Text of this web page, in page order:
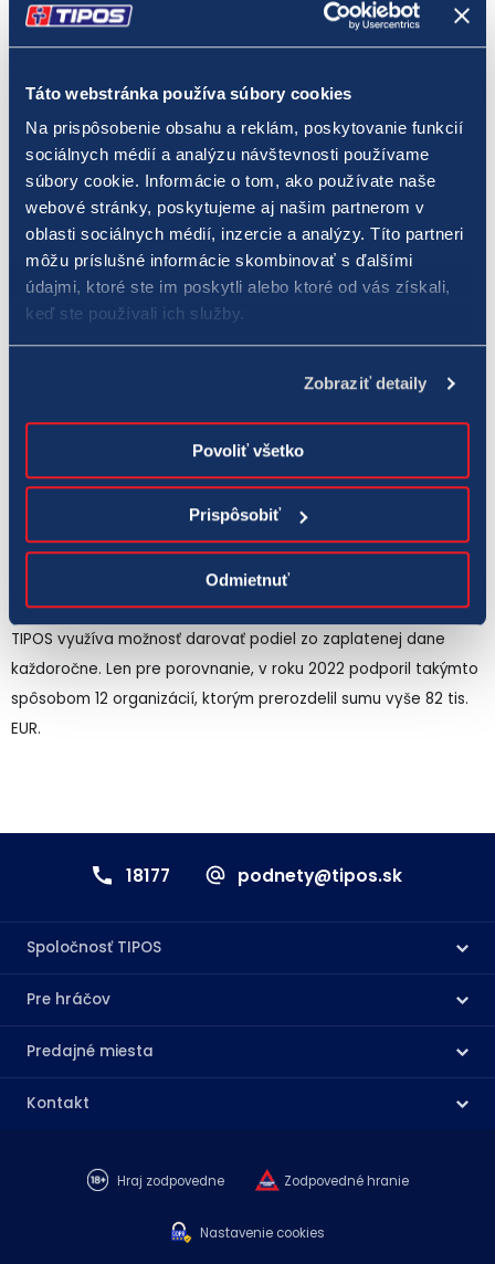
Táto webstránka používa súbory cookies
Na prispôsobenie obsahu a reklám, poskytovanie funkcií
sociálnych médií a analýzu návštevnosti používame
súbory cookie. Informácie o tom, ako používate naše
webové stránky, poskytujeme aj našim partnerom v
oblasti sociálnych médií, inzercie a analýzy. Títo partneri
môžu príslušné informácie skombinovať s ďalšími
údajmi, ktoré ste im poskytli alebo ktoré od vás získali,
keď ste používali ich služby.
Zobraziť detaily
Povoliť všetko
Prispôsobiť
Odmietnuť
lotériová spoločnosť, a. s.
„Organizácie sme vyberali tak, aby
sme pokryli čo možno najširšie spektrum aktivít
ktoré majú za sebou hmatateľné výsledky,“doplnil Felszeghy.
Najvyššiu sumu – po 25 tis. EUR – prerozdelila národná
lotériová spoločnosť trom subjektom: neziskovej organizácii
, občianskemu združeniu Svetielko nádeje
Nadácii Kvapka nádeje
. Viac ako polovica z celkovej sumy,
ktorú mohol TIPOS prerozdeliť, tak vyčlenil na pomoc
onkologicky či nevyliečiteľne chorým deťom. Zvyšných vyše 66
tis. EUR prerozdelila národná lotériová spoločnosť medzi
Liga za duševné zdravie SR, Slovenský Červený kríž, IPčko,
Slovenská katolícka charita, Človek v ohrozeníči
. TIPOS podporil aj projekty zamerané na
pomoc sociálne slabým a znevýhodneným jednotlivcom a
rodinám, ako aj organizácie s humanitárnym, sociálnym a
charitatívnym zameraním či organizácie poskytujúce pomoc
ľuďom so zdravotným znevýhodnením.
TIPOS využíva možnosť darovať podiel zo zaplatenej dane
každoročne. Len pre porovnanie, v roku 2022 podporil takýmto
spôsobom 12 organizácií, ktorým prerozdelil sumu vyše 82 tis.
EUR.
18177 podnety@tipos.sk
Spoločnosť TIPOS
Pre hráčov
Predajné miesta
Kontakt
Hraj zodpovedne Zodpovedné hranie
Nastavenie cookies